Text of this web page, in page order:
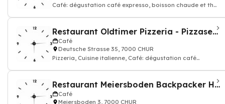
Café: dégustation café expresso, boisson chaude et thé,
Restaurant Oldtimer Pizzeria - Pizzaservice
Café
Deutsche Strasse 35, 7000 CHUR
Pizzeria, Cuisine italienne, Café: dégustation café
Restaurant Meiersboden Backpacker Hostel Chur
Café
Meiersboden 3, 7000 CHUR